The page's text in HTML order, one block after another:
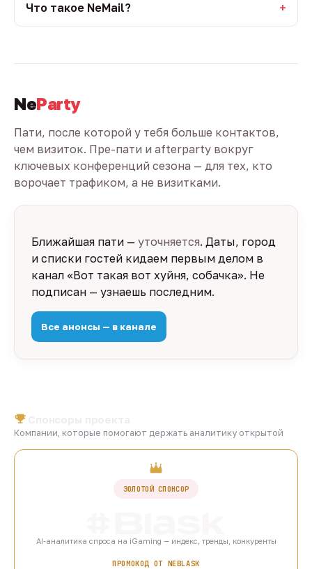
Что такое NeMail?
NeParty
Пати, после которой у тебя больше контактов,
чем визиток. Пре-пати и afterparty вокруг
ключевых конференций сезона — для тех, кто
ворочает трафиком, а не визитками.
Ближайшая пати — уточняется. Даты, город
и списки гостей кидаем первым делом в
канал «Вот такая вот хуйня, собачка». Не
подписан — узнаешь последним.
Все анонсы — в канале
Компании, которые помогают держать аналитику открытой
ЗОЛОТОЙ СПОНСОР
AI-аналитика спроса на iGaming — индекс, тренды, конкуренты
ПРОМОКОД ОТ NEBLASK